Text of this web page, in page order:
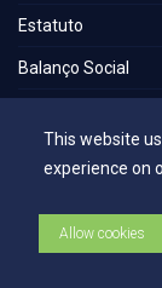
This website
experience on
Allow cookies
Estatuto
Balanço Social
Secretaria Geral